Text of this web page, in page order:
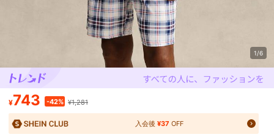
1/6
¥743 -42% ¥1,281
入会後¥37 OFF